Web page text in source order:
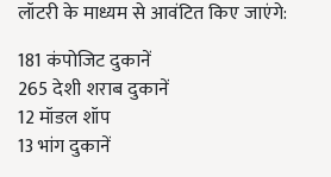
लॉटरी के माध्यम से आवंटित किए जाएंगे:
181 कंपोजिट दुकानें
265 देशी शराब दुकानें
12 मॉडल शॉप
13 भांग दुकानें